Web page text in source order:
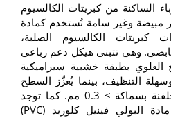
الساكنة من كبريتات الكالسيوم
مبيضة وغير سامة تُستخدم كمادة
كبريتات الكالسيوم الصلبة،
وهي تتبنى هيكل دعم رباعي
بطبقة خشبية سيراميكية
التنظيف، بينما يُعزَّز السطح
السفلي بصفائح فولاذية مجلفنة بسماكة ≥ 0.3 مم. كما توجد
شرائط حافة موصلة من مادة البولي فينيل كلوريد (PVC)